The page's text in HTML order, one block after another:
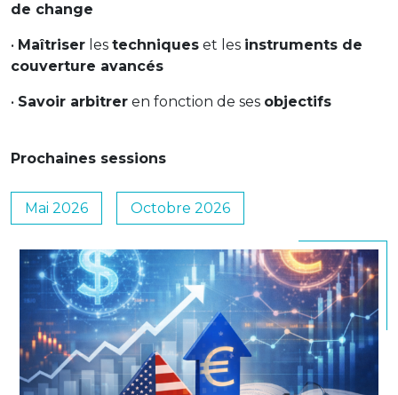
de change
• Maîtriser les techniques et les instruments de
couverture avancés
• Savoir arbitrer en fonction de ses objectifs
Prochaines sessions
Mai 2026 Octobre 2026